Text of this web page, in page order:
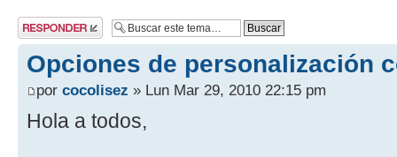
Publicar una
respuesta
Opciones de personalización
por cocolisez » Lun Mar 29, 2010 22:15 pm
Hola a todos,